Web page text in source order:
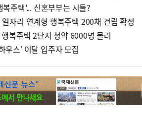
주택'... 신혼부부는 시들?
자리 연계형 행복주택 200채 건립 확정
복주택 2단지 청약 6000명 몰려
우스’ 이달 입주자 모집